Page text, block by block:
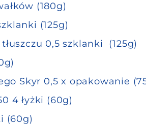
(180g)
(125g)
0,5 szklanki (125g)
Skyr 0,5 x opakowanie
4 łyżki (60g)
(60g)